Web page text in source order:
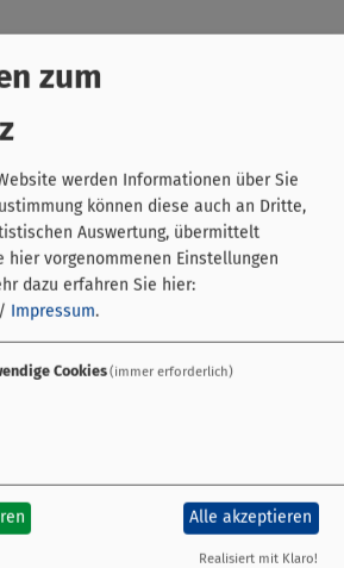
Volkacher
zum
werden Informationen über Sie
können diese auch an Dritte,
Auswertung, übermittelt
hier vorgenommenen Einstellungen
dazu erfahren Sie hier:
/ Impressum.
Cookies(immer erforderlich)
Alle akzeptieren
Realisiert mit Klaro!